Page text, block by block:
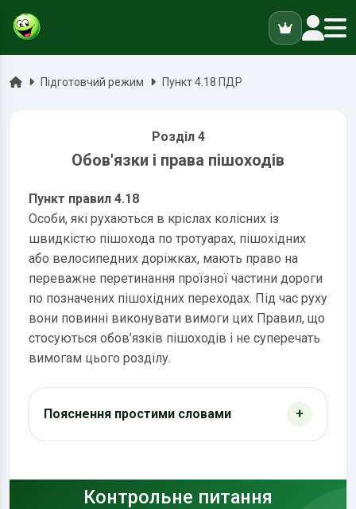
ГоловнаПідготовчий режим Пункт 4.18 ПДР
Розділ 4
Обов'язки і права пішоходів
Пункт правил 4.18
Особи, які рухаються в кріслах колісних із
швидкістю пішохода по тротуарах, пішохідних
або велосипедних доріжках, мають право на
переважне перетинання проїзної частини дороги
по позначених пішохідних переходах. Під час руху
вони повинні виконувати вимоги цих Правил, що
стосуються обов’язків пішоходів і не суперечать
вимогам цього розділу.
Пояснення простими словами
Контрольне питання